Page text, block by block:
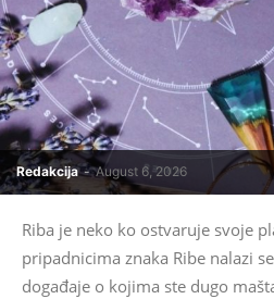
Redakcija - August 6, 2026
Riba je neko ko ostvaruje svoje
pripadnicima znaka Ribe nalazi
događaje o kojima ste dugo